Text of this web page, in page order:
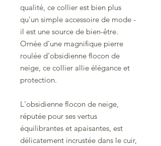
qualité, ce collier est bien plus
qu'un simple accessoire de mode -
il est une source de bien-être.
Ornée d'une magnifique pierre
roulée d'obsidienne flocon de
neige, ce collier allie élégance et
protection.
L'obsidienne flocon de neige,
réputée pour ses vertus
équilibrantes et apaisantes, est
délicatement incrustée dans le cuir,